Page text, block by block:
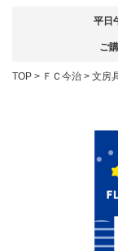
平日
ご
TOP ＦＣ今治 文房